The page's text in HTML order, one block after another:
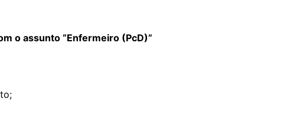
o assunto “Enfermeiro (PcD)”